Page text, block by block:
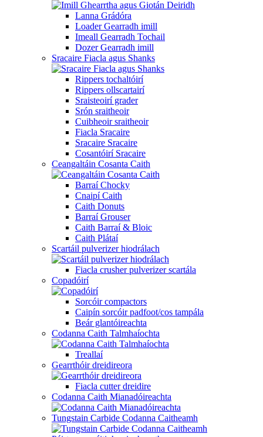
Lanna Grádóra
Loader Gearradh imill
Imeall Gearradh Tochail
Dozer Gearradh imill
Sracaire Fiacla agus Shanks
Rippers tochaltóirí
Rippers ollscartairí
Sraisteoirí grader
Srón sraitheoir
Cuibheoir sraitheoir
Fiacla Sracaire
Sracaire Sracaire
Cosantóirí Sracaire
Ceangaltáin Cosanta Caith
Barraí Chocky
Cnaipí Caith
Caith Donuts
Barraí Grouser
Caith Barraí & Bloic
Caith Plátaí
Scartáil pulverizer hiodrálach
Fiacla crusher pulverizer scartála
Copadóirí
Sorcóir compactors
Caipín sorcóir padfoot/cos tampála
Beár glantóireachta
Codanna Caith Talmhaíochta
Treallaí
Gearrthóir dreidireora
Fiacla cutter dreidire
Codanna Caith Mianadóireachta
Tungstain Carbide Codanna Caitheamh